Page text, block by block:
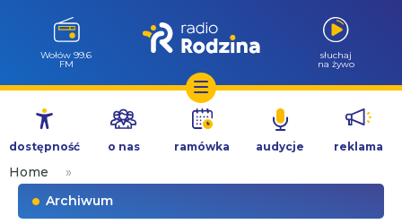
Przejdź
treści
Wołów 99.6
FM
słuchaj
na żywo
dostępność o nas ramówka audycje reklama
Home
»
Archiwum